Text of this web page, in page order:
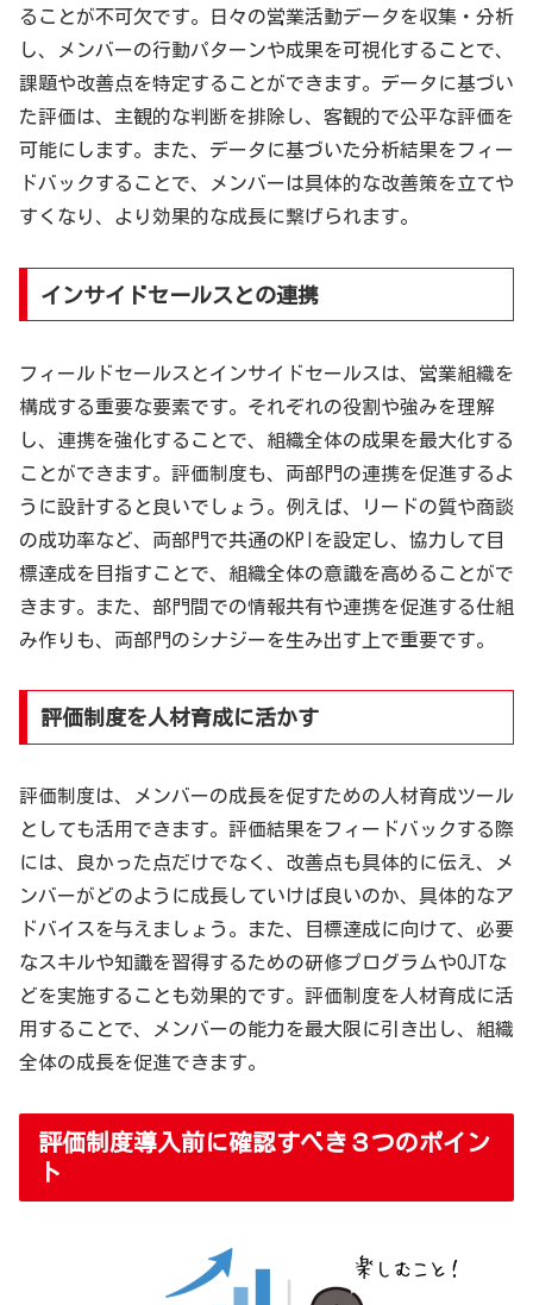
ることが不可欠です。日々の営業活動データを収集・分析
し、メンバーの行動パターンや成果を可視化することで、
課題や改善点を特定することができます。データに基づい
た評価は、主観的な判断を排除し、客観的で公平な評価を
可能にします。また、データに基づいた分析結果をフィー
ドバックすることで、メンバーは具体的な改善策を立てや
すくなり、より効果的な成長に繋げられます。
インサイドセールスとの連携
フィールドセールスとインサイドセールスは、営業組織を
構成する重要な要素です。それぞれの役割や強みを理解
し、連携を強化することで、組織全体の成果を最大化する
ことができます。評価制度も、両部門の連携を促進するよ
うに設計すると良いでしょう。例えば、リードの質や商談
の成功率など、両部門で共通のKPIを設定し、協力して目
標達成を目指すことで、組織全体の意識を高めることがで
きます。また、部門間での情報共有や連携を促進する仕組
み作りも、両部門のシナジーを生み出す上で重要です。
評価制度を人材育成に活かす
評価制度は、メンバーの成長を促すための人材育成ツール
としても活用できます。評価結果をフィードバックする際
には、良かった点だけでなく、改善点も具体的に伝え、メ
ンバーがどのように成長していけば良いのか、具体的なア
ドバイスを与えましょう。また、目標達成に向けて、必要
なスキルや知識を習得するための研修プログラムやOJTな
どを実施することも効果的です。評価制度を人材育成に活
用することで、メンバーの能力を最大限に引き出し、組織
全体の成長を促進できます。
評価制度導入前に確認すべき３つのポイン
ト